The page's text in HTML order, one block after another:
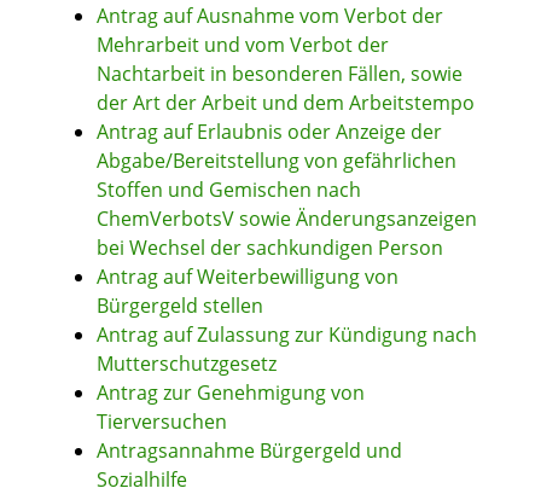
Antrag auf Ausnahme vom Verbot der
Mehrarbeit und vom Verbot der
Nachtarbeit in besonderen Fällen, sowie
der Art der Arbeit und dem Arbeitstempo
Antrag auf Erlaubnis oder Anzeige der
Abgabe/Bereitstellung von gefährlichen
Stoffen und Gemischen nach
ChemVerbotsV sowie Änderungsanzeigen
bei Wechsel der sachkundigen Person
Antrag auf Weiterbewilligung von
Bürgergeld stellen
Antrag auf Zulassung zur Kündigung nach
Mutterschutzgesetz
Antrag zur Genehmigung von
Tierversuchen
Antragsannahme Bürgergeld und
Sozialhilfe